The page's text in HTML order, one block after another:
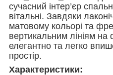
сучасний інтер’єр
вітальні. Завдяки
матовому кольорі та
вертикальним лініям
елегантно та легко
простір.
Характеристики: